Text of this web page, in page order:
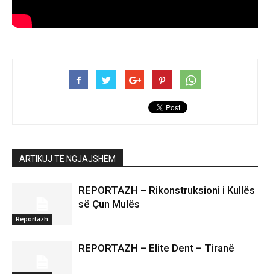
ARTIKUJ TË NGJAJSHËM
Reportazh
REPORTAZH – Rikonstruksioni i Kullës
së Çun Mulës
REPORTAZH – Elite Dent – Tiranë